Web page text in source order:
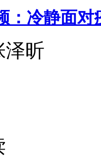
：冷静面对
泽昕